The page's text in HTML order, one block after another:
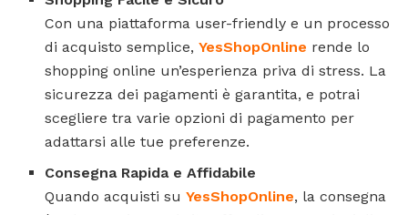
Con una piattaforma user-friendly e un processo
di acquisto semplice,YesShopOnline rende lo
shopping online un’esperienza priva di stress. La
sicurezza dei pagamenti è garantita, e potrai
scegliere tra varie opzioni di pagamento per
adattarsi alle tue preferenze.
Consegna Rapida e Affidabile
Quando acquisti suYesShopOnline, la consegna